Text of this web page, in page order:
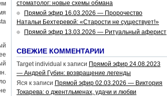
стоматолог: новые схемы обмана
Прямой эфир 16.03.2026 — Пророчество
Натальи Бехтеревой: «Старости не существует!»
Прямой эфир 13.03.2026 — Ритуальный аферист
СВЕЖИЕ КОММЕНТАРИИ
Target individual к записи Прямой эфир 24.08.2023
— Андрей Губин: возвращение легенды
Яся к записи Прямой эфир 02.03.2026 — Виктория
Токарева: о джентльменах, удачи и любви